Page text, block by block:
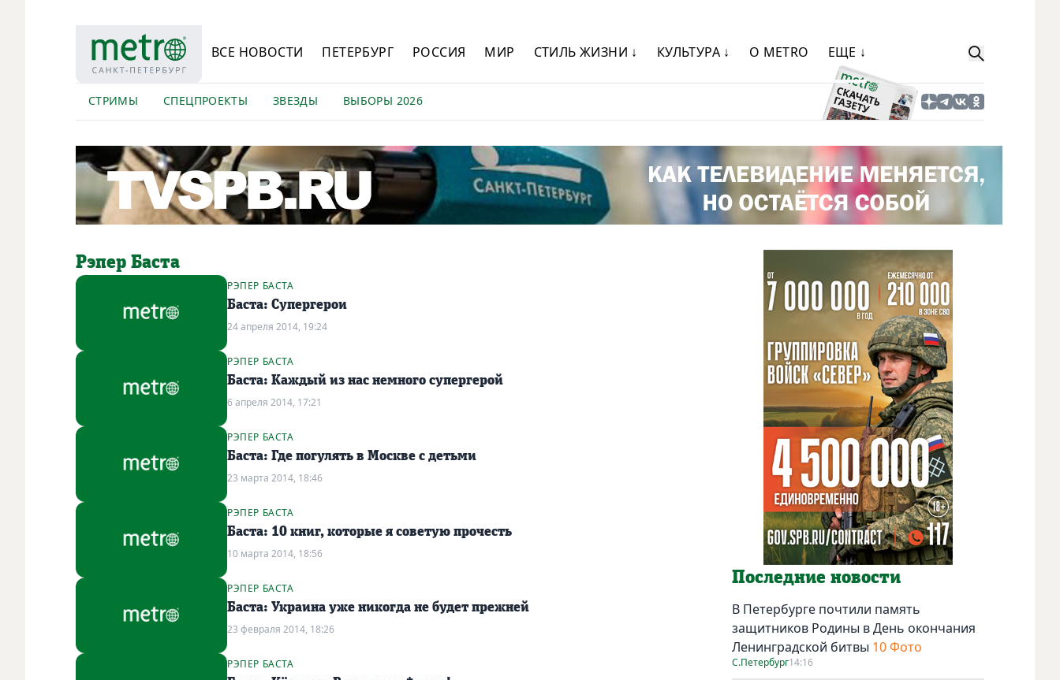
ВСЕ НОВОСТИ ПЕТЕРБУРГ РОССИЯ МИР СТИЛЬ ЖИЗНИ ↓ КУЛЬТУРА ↓ О METRO ЕЩЕ ↓
СТРИМЫ СПЕЦПРОЕКТЫ ЗВЕЗДЫ ВЫБОРЫ 2026
Рэпер Баста
РЭПЕР БАСТА
Баста: Супергерои
24 апреля 2014, 19:24
РЭПЕР БАСТА
Баста: Каждый из нас немного супергерой
6 апреля 2014, 17:21
РЭПЕР БАСТА
Баста: Где погулять в Москве с детьми
23 марта 2014, 18:46
РЭПЕР БАСТА
Баста: 10 книг, которые я советую прочесть
10 марта 2014, 18:56
РЭПЕР БАСТА
Баста: Украина уже никогда не будет прежней
23 февраля 2014, 18:26
РЭПЕР БАСТА
Последние новости
В Петербурге почтили память
защитников Родины в День окончания
Ленинградской битвы 10 Фото
С.Петербург14:16